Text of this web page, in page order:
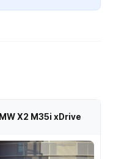
X2 M35i xDrive